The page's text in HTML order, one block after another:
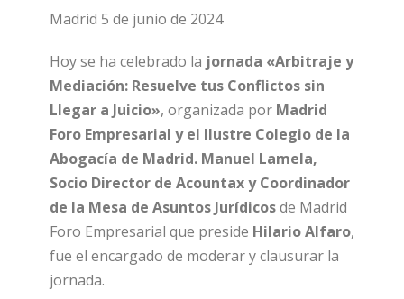
Madrid 5 de junio de 2024
Hoy se ha celebrado la jornada «Arbitraje y
Mediación: Resuelve tus Conflictos sin
Llegar a Juicio», organizada por Madrid
Foro Empresarial y el Ilustre Colegio de la
Abogacía de Madrid. Manuel Lamela,
Socio Director de Acountax y Coordinador
de la Mesa de Asuntos Jurídicosde Madrid
Foro Empresarial que preside Hilario Alfaro,
fue el encargado de moderar y clausurar la
jornada.